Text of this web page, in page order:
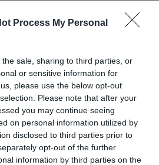
Process My Personal
sale, sharing to third parties, or
or sensitive information for
please use the below opt-out
Please note that after your
you may continue seeing
on personal information utilized by
disclosed to third parties prior to
opt-out of the further
information by third parties on the